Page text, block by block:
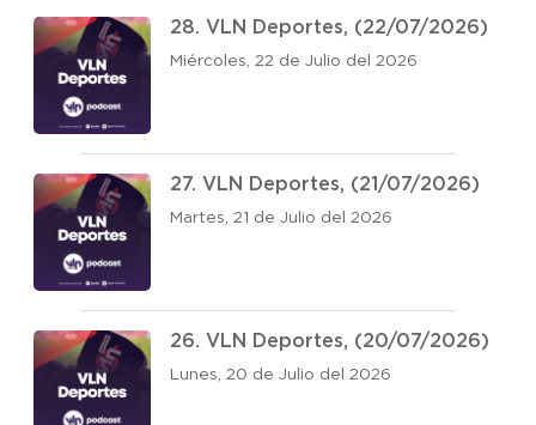
28. VLN Deportes, (22/07/2026)
Miércoles, 22 de Julio del 2026
27. VLN Deportes, (21/07/2026)
Martes, 21 de Julio del 2026
26. VLN Deportes, (20/07/2026)
Lunes, 20 de Julio del 2026